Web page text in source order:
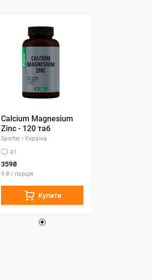
Calcium Magnesium
Zinc - 120 таб
Sporter • Україна
41
359₴
9 ₴ / порція
Купити